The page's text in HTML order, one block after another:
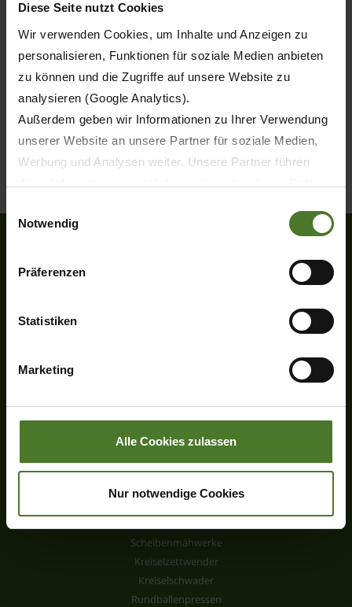
Diese Seite nutzt Cookies
Wir verwenden Cookies, um Inhalte und Anzeigen zu
personalisieren, Funktionen für soziale Medien anbieten
zu können und die Zugriffe auf unsere Website zu
analysieren (Google Analytics).
Außerdem geben wir Informationen zu Ihrer Verwendung
unserer Website an unsere Partner für soziale Medien,
Werbung und Analysen weiter. Unsere Partner führen
sie im Rahmen Ihrer Nutzung der Dienste gesammelt
Wir setzen im Rahmen des Trackings auch Dienstleister
Datenschutzbestimmungen ein, wodurch das Risiko von
behördlichen Zugriffen bzw. von Kontrollverlust bzgl.
Datenschutzhinweise
Notwendig
Präferenzen
Statistiken
Marketing
Alle Cookies zulassen
Nur notwendige Cookies
Feldhäcksler von 687 bis 1156 PS
BiG X 680 · 780 · 860 · 980 ·
1080 · 1180
Produkte
Scheibenmähwerke
Kreiselzettwender
Kreiselschwader
Rundballenpressen